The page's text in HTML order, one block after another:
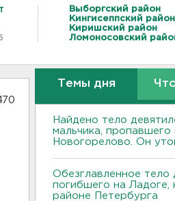
Выборгский район
Кингисеппский район
Киришский район
Ломоносовский
Темы дня
Найдено тело
мальчика, пропавшего
Новогорелово. Он
Обезглавленное тело
погибшего на Ладоге,
районе Петербурга